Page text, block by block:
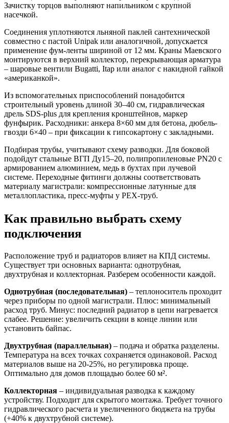
Зачистку торцов выполняют напильником с крупной
насечкой.
Соединения уплотняются льняной паклей сантехнической
совместно с пастой Unipak или аналогичной, допускается
применение фум-ленты шириной от 12 мм. Краны Маевского
монтируются в верхний коллектор, перекрывающая арматура
– шаровые вентили Bugatti, Itap или аналог с накидной гайкой
«американкой».
Из вспомогательных приспособлений понадобится
строительный уровень длиной 30–40 см, гидравлическая
дрель SDS-plus для крепления кронштейнов, маркер
фунфырик. Расходники: анкера 8×60 мм для бетона, дюбель-
гвозди 6×40 – при фиксации к гипсокартону с закладными.
Подбирая трубы, учитывают схему разводки. Для боковой
подойдут стальные ВГП Ду15–20, полипропиленовые PN20 с
армированием алюминием, медь в бухтах при лучевой
системе. Переходные фитинги должны соответствовать
материалу магистрали: компрессионные латунные для
металлопластика, пресс-муфты у PEX-труб.
Как правильно выбрать схему
подключения
Расположение труб и радиаторов влияет на КПД системы.
Существует три основных варианта: однотрубная,
двухтрубная и коллекторная. Разберем особенности каждой.
Однотрубная (последовательная) – теплоноситель проходит
через приборы по одной магистрали. Плюс: минимальный
расход труб. Минус: последний радиатор в цепи нагревается
слабее. Решение: увеличить секции в конце линии или
установить байпас.
Двухтрубная (параллельная) – подача и обратка разделены.
Температура на всех точках сохраняется одинаковой. Расход
материалов выше на 20-25%, но регулировка проще.
Оптимально для домов площадью более 60 м².
Коллекторная – индивидуальная разводка к каждому
устройству. Подходит для скрытого монтажа. Требует точного
гидравлического расчета и увеличенного бюджета на трубы
(+40% к двухтрубной системе).